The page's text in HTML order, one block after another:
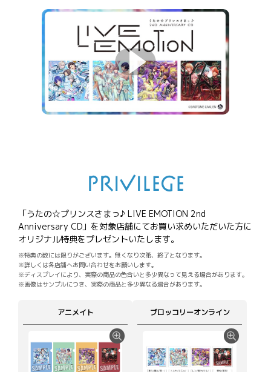
PRIVILEGE
「うたの☆プリンスさまっ♪ LIVE EMOTION 2nd
Anniversary CD」を対象店舗にてお買い求めいただいた方に
オリジナル特典をプレゼントいたします。
※特典の数には限りがございます。無くなり次第、終了となります。
※詳しくは各店舗へお問い合わせをお願いします。
※ディスプレイにより、実際の商品の色合いと多少異なって見える場合があります。
※画像はサンプルにつき、実際の商品と多少異なる場合があります。
アニメイト ブロッコリーオンライン